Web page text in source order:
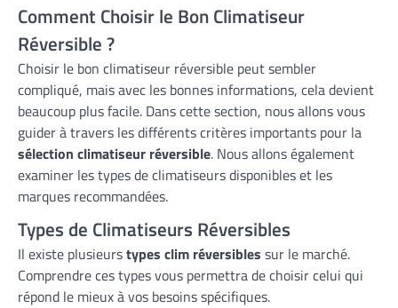
Comment Choisir le Bon Climatiseur
Réversible ?
Choisir le bon climatiseur réversible peut sembler
compliqué, mais avec les bonnes informations, cela devient
beaucoup plus facile. Dans cette section, nous allons vous
guider à travers les différents critères importants pour la
sélection climatiseur réversible. Nous allons également
examiner les types de climatiseurs disponibles et les
marques recommandées.
Types de Climatiseurs Réversibles
Il existe plusieurstypes clim réversibles sur le marché.
Comprendre ces types vous permettra de choisir celui qui
répond le mieux à vos besoins spécifiques.